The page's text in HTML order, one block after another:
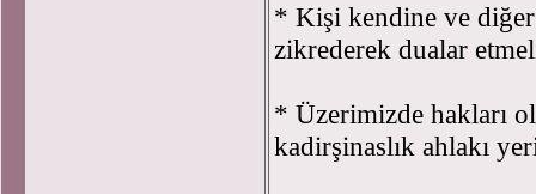
* Kişi kendine ve
zikrederek dualar
* Üzerimizde hakları
kadirşinaslık ahlakı